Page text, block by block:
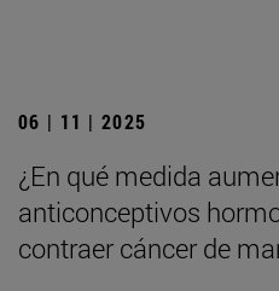
06 | 11 | 2025
¿En qué medida
anticonceptivos
contraer cáncer de